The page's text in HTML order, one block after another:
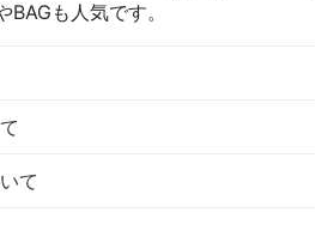
も人気です。
て